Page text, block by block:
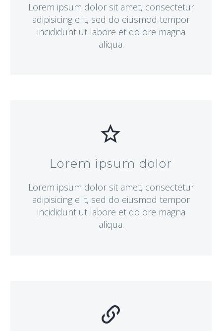
Lorem ipsum dolor sit amet, consectetur
adipisicing elit, sed do eiusmod tempor
incididunt ut labore et dolore magna
aliqua.


Lorem ipsum dolor
Lorem ipsum dolor sit amet, consectetur
adipisicing elit, sed do eiusmod tempor
incididunt ut labore et dolore magna
aliqua.

